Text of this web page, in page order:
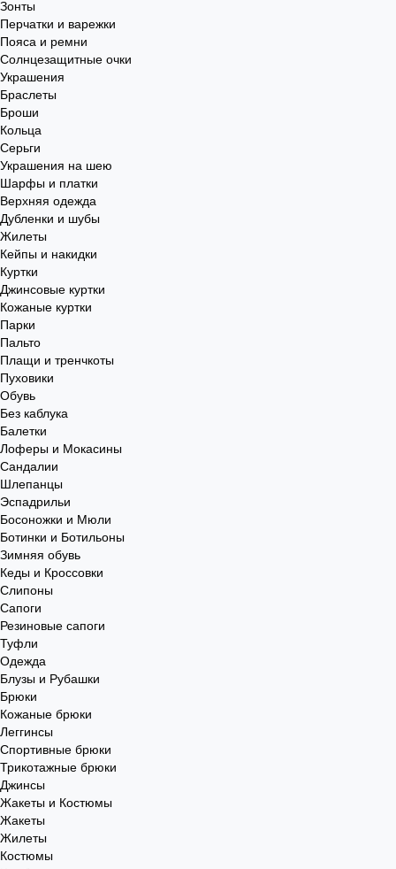
Зонты
Перчатки и варежки
Пояса и ремни
Солнцезащитные очки
Украшения
Браслеты
Броши
Кольца
Серьги
Украшения на шею
Шарфы и платки
Верхняя одежда
Дубленки и шубы
Жилеты
Кейпы и накидки
Куртки
Джинсовые куртки
Кожаные куртки
Парки
Пальто
Плащи и тренчкоты
Пуховики
Обувь
Без каблука
Балетки
Лоферы и Мокасины
Сандалии
Шлепанцы
Эспадрильи
Босоножки и Мюли
Ботинки и Ботильоны
Зимняя обувь
Кеды и Кроссовки
Слипоны
Сапоги
Резиновые сапоги
Туфли
Одежда
Блузы и Рубашки
Брюки
Кожаные брюки
Леггинсы
Спортивные брюки
Трикотажные брюки
Джинсы
Жакеты и Костюмы
Жакеты
Жилеты
Костюмы